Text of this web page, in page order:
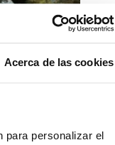
Acerca de las cookies
para personalizar el